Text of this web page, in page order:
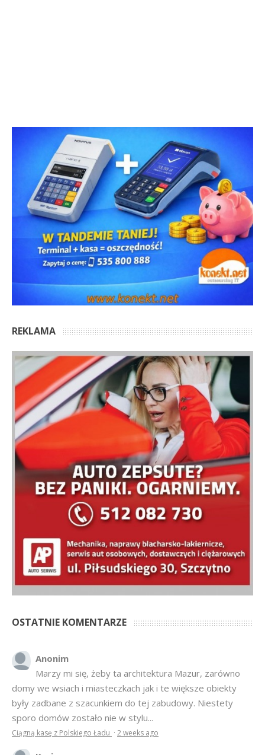
REKLAMA
OSTATNIE KOMENTARZE
Anonim
Marzy mi się, żeby ta architektura Mazur, zarówno
domy we wsiach i miasteczkach jak i te większe obiekty
były zadbane z szacunkiem do tej zabudowy. Niestety
Wszystkiego dobrego Wszystkim na święta i Nowy
Rok 2026
Anna Bogusz - Pastorałka 2025 7 months ago
hahahah
Bardziej tu pasuje inny cytat z Misia: Prawdziwe
pieniądze robi się na drogich, słomianych inwestycjach
Podpisali umowę na wieżę - Kurek Mazurski